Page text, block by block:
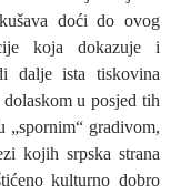
doći do ovog
koja dokazuje i
dalje ista tiskovina
u posjed tih
„spornim“ gradivom,
kojih srpska strana
kulturno dobro